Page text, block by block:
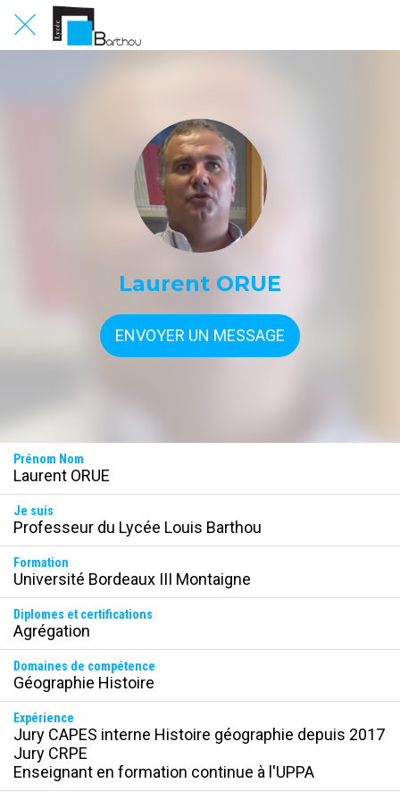
Laurent ORUE
ENVOYER UN MESSAGE
Prénom Nom
Laurent ORUE
Je suis
Professeur du Lycée Louis Barthou
Formation
Université Bordeaux III Montaigne
Diplomes et certifications
Agrégation
Domaines de compétence
Géographie Histoire
Expérience
Jury CAPES interne Histoire géographie depuis 2017
Jury CRPE
Enseignant en formation continue à l'UPPA